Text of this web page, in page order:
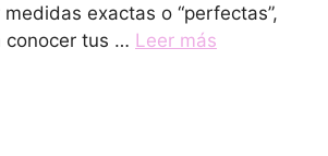
exactas o “perfectas”,
conocer tus … Leer más